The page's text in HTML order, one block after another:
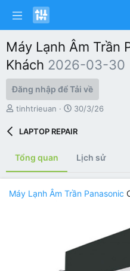
Máy Lạnh Âm Trần
Khách 2026-03-30
Đăng nhập để Tải về
T
ả
tinhtrieuan
C
e
d
30/3/26
LAPTOP REPAIR
Tổng quan Lịch sử
Máy Lạnh Âm Trần Panasonic